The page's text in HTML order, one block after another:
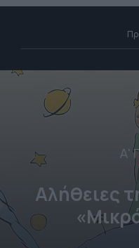
Α'
Αλήθειες